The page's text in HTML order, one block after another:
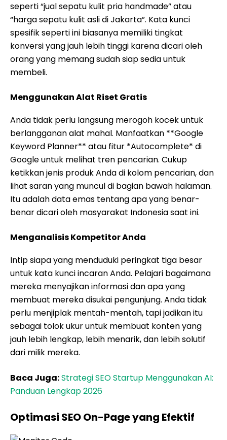
seperti “jual sepatu kulit pria handmade” atau
“harga sepatu kulit asli di Jakarta”. Kata kunci
spesifik seperti ini biasanya memiliki tingkat
konversi yang jauh lebih tinggi karena dicari oleh
orang yang memang sudah siap sedia untuk
membeli.
Menggunakan Alat Riset Gratis
Anda tidak perlu langsung merogoh kocek untuk
berlangganan alat mahal. Manfaatkan **Google
Keyword Planner** atau fitur *Autocomplete* di
Google untuk melihat tren pencarian. Cukup
ketikkan jenis produk Anda di kolom pencarian, dan
lihat saran yang muncul di bagian bawah halaman.
Itu adalah data emas tentang apa yang benar-
benar dicari oleh masyarakat Indonesia saat ini.
Menganalisis Kompetitor Anda
Intip siapa yang menduduki peringkat tiga besar
untuk kata kunci incaran Anda. Pelajari bagaimana
mereka menyajikan informasi dan apa yang
membuat mereka disukai pengunjung. Anda tidak
perlu menjiplak mentah-mentah, tapi jadikan itu
sebagai tolok ukur untuk membuat konten yang
jauh lebih lengkap, lebih menarik, dan lebih solutif
dari milik mereka.
Baca Juga:Strategi SEO Startup Menggunakan AI:
Panduan Lengkap 2026
Optimasi SEO On-Page yang Efektif